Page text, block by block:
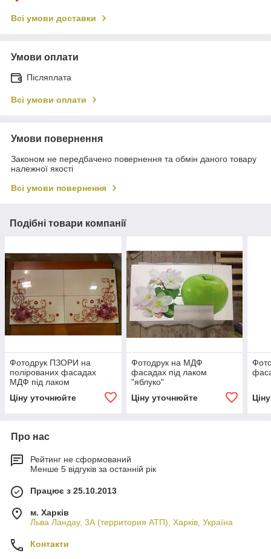
Всі умови доставки
Умови оплати
Післяплата
Всі умови оплати
Умови повернення
Законом не передбачено повернення та обмін даного товару
належної якості
Всі умови повернення
Подібні товари компанії
Фотодрук ПЗОРИ на
полірованих фасадах
МДФ під лаком
Ціну уточнюйте
Фотодрук на МДФ
фасадах під лаком
"яблуко"
Ціну уточнюйте
Про нас
Рейтинг не сформований
Менше 5 відгуків за останній рік
Працює з 25.10.2013
м. Харків
Льва Ландау, 3А (территория АТП), Харків, Україна
Контакти